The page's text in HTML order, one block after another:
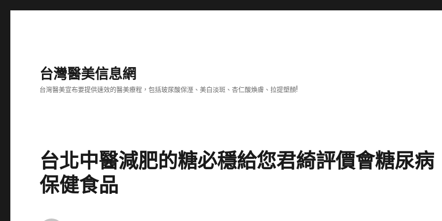
台灣醫美信息網
台灣醫美宣布要提供速效的醫美療程，包括玻尿酸保溼、美白淡斑、杏仁酸煥膚、拉提塑顏!
台北中醫減肥的糖必穩給您君綺評價會糖尿病
保健食品